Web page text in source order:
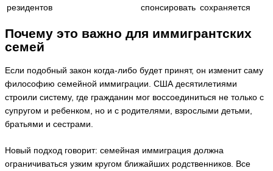
резидентов
спонсировать сохраняется
Почему это важно для иммигрантских
семей
Если подобный закон когда-либо будет принят, он изменит саму
философию семейной иммиграции. США десятилетиями
строили систему, где гражданин мог воссоединиться не только с
супругом и ребенком, но и с родителями, взрослыми детьми,
братьями и сестрами.
Новый подход говорит: семейная иммиграция должна
ограничиваться узким кругом ближайших родственников. Все